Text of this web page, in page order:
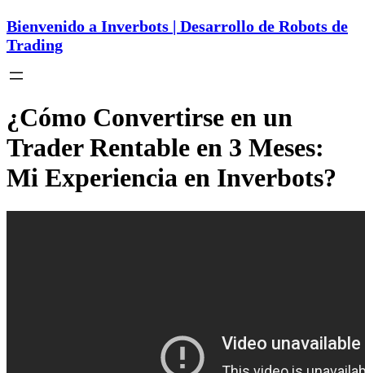
Bienvenido a Inverbots | Desarrollo de Robots de
Trading
¿Cómo Convertirse en un
Trader Rentable en 3 Meses:
Mi Experiencia en Inverbots?